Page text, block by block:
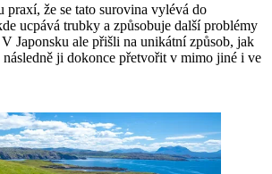
praxí, že se tato surovina vylévá do
ucpává trubky a způsobuje další problémy
Japonsku ale přišli na unikátní způsob, jak
ji dokonce přetvořit v mimo jiné i ve